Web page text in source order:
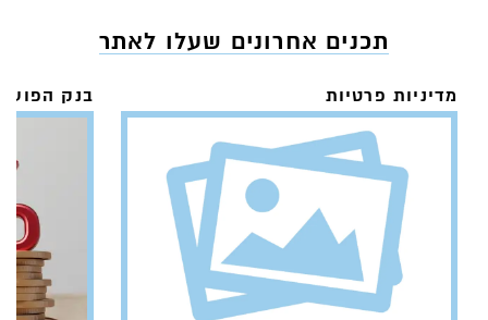
תכנים אחרונים שעלו לאתר
מדיניות פרטיות